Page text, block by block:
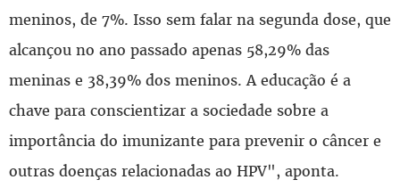
meninos, de 7%. Isso sem falar na segunda dose, que
alcançou no ano passado apenas 58,29% das
meninas e 38,39% dos meninos. A educação é a
chave para conscientizar a sociedade sobre a
importância do imunizante para prevenir o câncer e
outras doenças relacionadas ao HPV", aponta.